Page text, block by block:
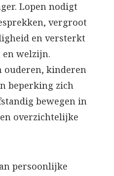
Lopen nodigt
vergroot
en versterkt
en welzijn.
ouderen, kinderen
beperking zich
bewegen in
overzichtelijke
persoonlijke